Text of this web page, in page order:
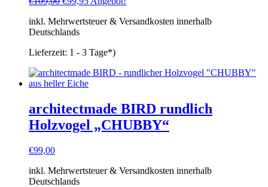
war:
€109,00
ist:
inkl. Mehrwertsteuer & Versandkosten innerhalb
Deutschlands
Lieferzeit: 1 - 3 Tage*)
architectmade BIRD rundlich
Holzvogel „CHUBBY“
€99,00
inkl. Mehrwertsteuer & Versandkosten innerhalb
Deutschlands